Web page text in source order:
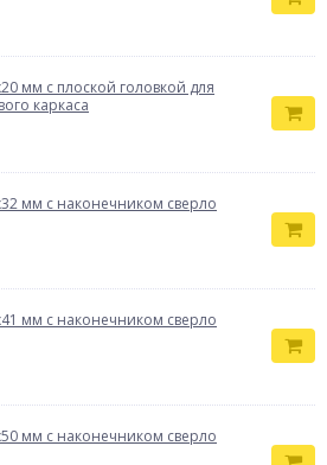
мм с плоской головкой для
каркаса
мм с наконечником сверло
мм с наконечником сверло
мм с наконечником сверло